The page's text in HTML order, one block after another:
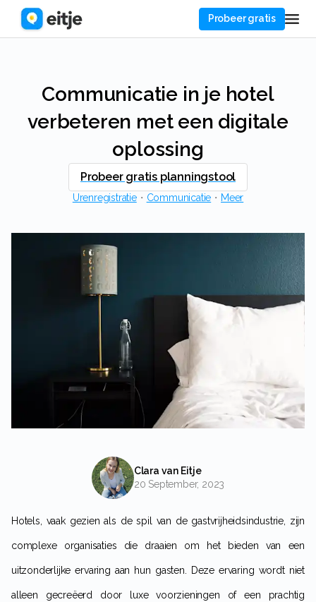
Probeer gratis
Communicatie in je hotel
verbeteren met een digitale
oplossing
Probeer gratis planningstool
Urenregistratie・ Communicatie ・ Meer
Clara van Eitje
20 September, 2023
Hotels, vaak gezien als de spil van de gastvrijheidsindustrie, zijn
complexe organisaties die draaien om het bieden van een
uitzonderlijke ervaring aan hun gasten. Deze ervaring wordt niet
alleen gecreëerd door luxe voorzieningen of een prachtig